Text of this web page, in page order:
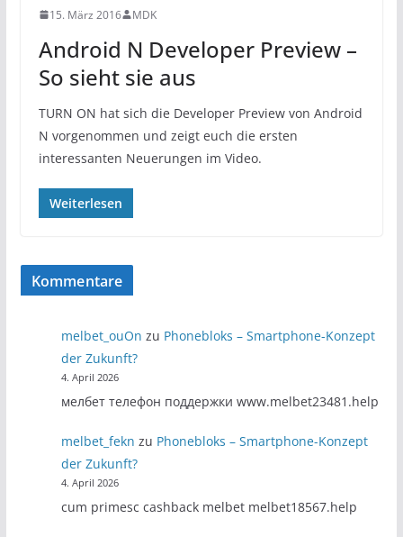
15. März 2016 MDK
Android N Developer Preview –
So sieht sie aus
TURN ON hat sich die Developer Preview von Android
N vorgenommen und zeigt euch die ersten
interessanten Neuerungen im Video.
Weiterlesen
Kommentare
melbet_ouOn zu Phonebloks – Smartphone-Konzept
der Zukunft?
4. April 2026
мелбет телефон поддержки www.melbet23481.help
melbet_fekn zu Phonebloks – Smartphone-Konzept
der Zukunft?
4. April 2026
cum primesc cashback melbet melbet18567.help